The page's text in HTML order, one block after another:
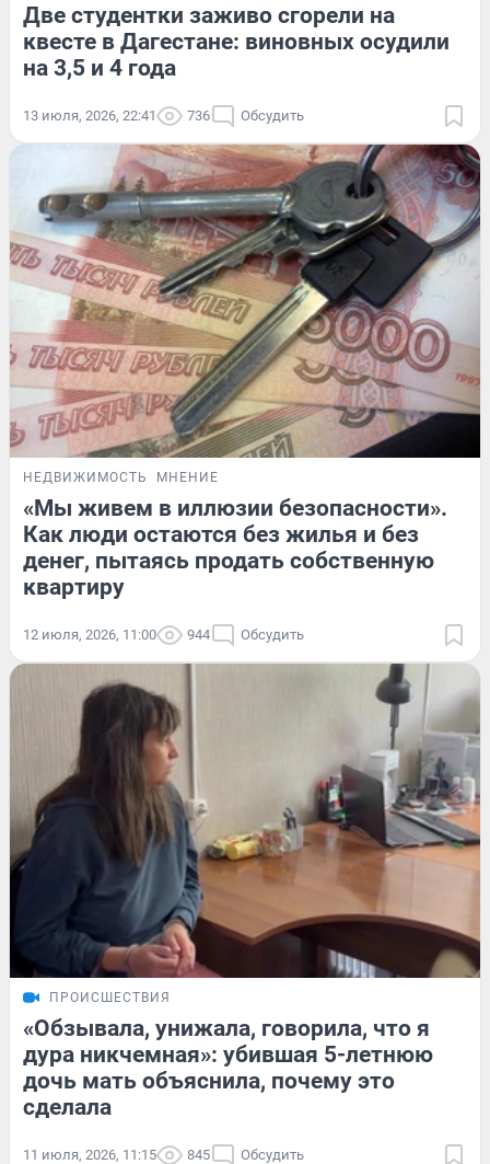
Две студентки заживо сгорели на
квесте в Дагестане: виновных осудили
на 3,5 и 4 года
13 июля, 2026, 22:41 736 Обсудить
НЕДВИЖИМОСТЬ МНЕНИЕ
«Мы живем в иллюзии безопасности».
Как люди остаются без жилья и без
денег, пытаясь продать собственную
квартиру
12 июля, 2026, 11:00 944 Обсудить
ПРОИСШЕСТВИЯ
«Обзывала, унижала, говорила, что я
дура никчемная»: убившая 5-летнюю
дочь мать объяснила, почему это
сделала
11 июля, 2026, 11:15 845 Обсудить